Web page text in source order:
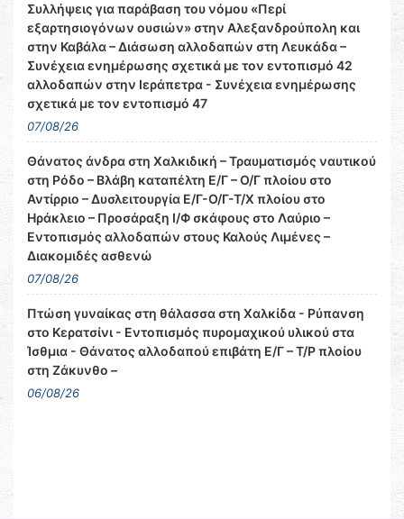
Συλλήψεις για παράβαση του νόμου «Περί
εξαρτησιογόνων ουσιών» στην Αλεξανδρούπολη και
στην Καβάλα – Διάσωση αλλοδαπών στη Λευκάδα –
Συνέχεια ενημέρωσης σχετικά με τον εντοπισμό 42
αλλοδαπών στην Ιεράπετρα - Συνέχεια ενημέρωσης
σχετικά με τον εντοπισμό 47
07/08/26
Θάνατος άνδρα στη Χαλκιδική – Τραυματισμός ναυτικού
στη Ρόδο – Βλάβη καταπέλτη Ε/Γ – Ο/Γ πλοίου στο
Αντίρριο – Δυσλειτουργία Ε/Γ-Ο/Γ-Τ/Χ πλοίου στο
Ηράκλειο – Προσάραξη Ι/Φ σκάφους στο Λαύριο –
Εντοπισμός αλλοδαπών στους Καλούς Λιμένες –
Διακομιδές ασθενώ
07/08/26
Πτώση γυναίκας στη θάλασσα στη Χαλκίδα - Ρύπανση
στο Κερατσίνι - Εντοπισμός πυρομαχικού υλικού στα
Ίσθμια - Θάνατος αλλοδαπού επιβάτη Ε/Γ – Τ/Ρ πλοίου
στη Ζάκυνθο –
06/08/26